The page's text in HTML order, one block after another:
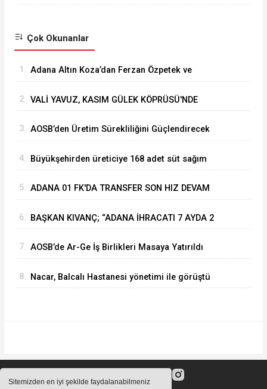
Sitemizden en iyi şekilde faydalanabilmeniz
Çok Okunanlar
1. Adana Altın Koza’dan Ferzan Özpetek ve
2. VALİ YAVUZ, KASIM GÜLEK KÖPRÜSÜ'NDE
3. ⁠AOSB’den Üretim Sürekliliğini Güçlendirecek
4. Büyükşehirden üreticiye 168 adet süt sağım
5. ADANA 01 FK'DA TRANSFER SON HIZ DEVAM
6. BAŞKAN KIVANÇ; “ADANA İHRACATI 7 AYDA 2
7. AOSB’de Ar-Ge İş Birlikleri Masaya Yatırıldı
8. Nacar, Balcalı Hastanesi yönetimi ile görüştü